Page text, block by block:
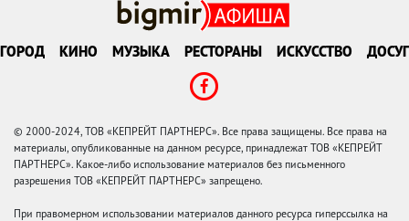
ГОРОД КИНО МУЗЫКА РЕСТОРАНЫ ИСКУССТВО ДОСУГ
© 2000-2024, ТОВ «КЕПРЕЙТ ПАРТНЕРС». Все права защищены. Все права на
материалы, опубликованные на данном ресурсе, принадлежат ТОВ «КЕПРЕЙТ
ПАРТНЕРС». Какое-либо использование материалов без письменного
разрешения ТОВ «КЕПРЕЙТ ПАРТНЕРС» запрещено.
При правомерном использовании материалов данного ресурса гиперссылка на